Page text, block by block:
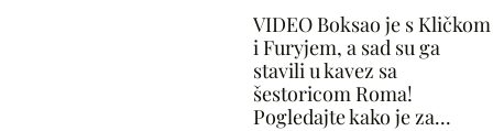
VIDEO Boksao je s Kličkom
i Furyjem, a sad su ga
stavili u kavez sa
šestoricom Roma!
Pogledajte kako je za...